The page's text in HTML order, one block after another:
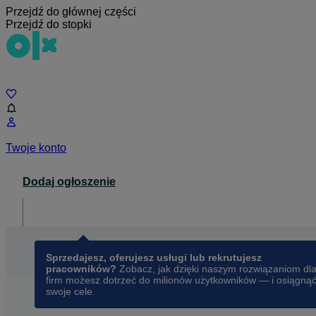
Przejdź do głównej części
Przejdź do stopki
Twoje konto
Dodaj ogłoszenie
Sprzedajesz, oferujesz usługi lub rekrutujesz
pracowników? Zobacz, jak dzięki naszym rozwiązaniom dla
firm możesz dotrzeć do milionów użytkowników — i osiągnąć
swoje cele.